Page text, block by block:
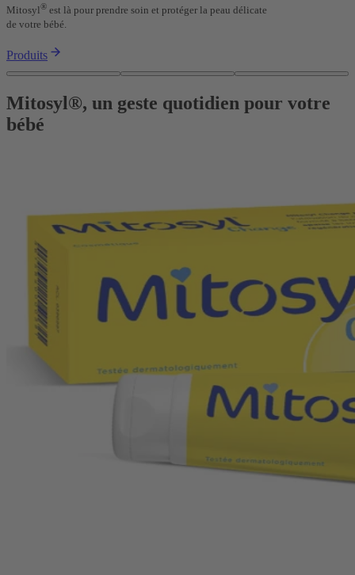
Mitosyl® est là pour prendre soin et protéger la peau délicate
de votre bébé.
Produits
Mitosyl®, un geste quotidien pour votre
bébé